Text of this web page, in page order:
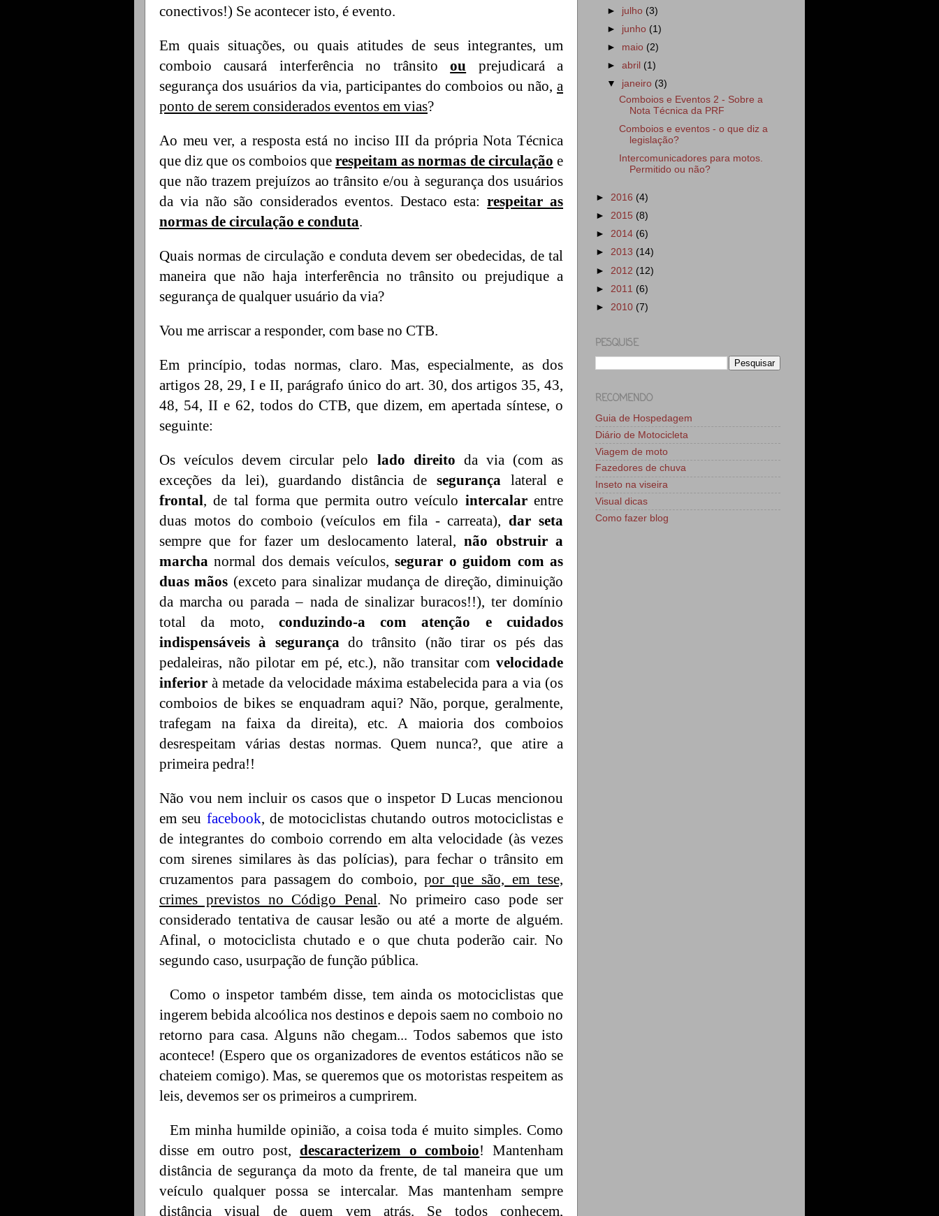
conectivos!) Se acontecer isto, é evento.
Em quais situações, ou quais atitudes de seus integrantes, um
comboio causará interferência no trânsitoou prejudicará a
segurança dos usuários da via, participantes do comboios ou não, a
ponto de serem considerados eventos em vias?
Ao meu ver, a resposta está no inciso III da própria Nota Técnica
que diz que os comboios querespeitam as normas de circulação e
que não trazem prejuízos ao trânsito e/ou à segurança dos usuários
da via não são considerados eventos. Destaco esta:respeitar as
normas de circulação e conduta.
Quais normas de circulação e conduta devem ser obedecidas, de tal
maneira que não haja interferência no trânsito ou prejudique a
segurança de qualquer usuário da via?
Vou me arriscar a responder, com base no CTB.
Em princípio, todas normas, claro. Mas, especialmente, as dos
artigos 28, 29, I e II, parágrafo único do art. 30, dos artigos 35, 43,
48, 54, II e 62, todos do CTB, que dizem, em apertada síntese, o
seguinte:
Os veículos devem circular pelo lado direito da via (com as
exceções da lei), guardando distância desegurança lateral e
frontal, de tal forma que permita outro veículo intercalarentre
duas motos do comboio (veículos em fila - carreata),dar seta
sempre que for fazer um deslocamento lateral,não obstruir a
marcha normal dos demais veículos,segurar o guidom com as
duas mãos (exceto para sinalizar mudança de direção, diminuição
da marcha ou parada – nada de sinalizar buracos!!), ter domínio
total da moto, conduzindo-a com atenção e cuidados
indispensáveis à segurança do trânsito (não tirar os pés das
pedaleiras, não pilotar em pé, etc.), não transitar com velocidade
inferior à metade da velocidade máxima estabelecida para a via (os
comboios de bikes se enquadram aqui? Não, porque, geralmente,
trafegam na faixa da direita), etc. A maioria dos comboios
desrespeitam várias destas normas. Quem nunca?, que atire a
primeira pedra!!
Não vou nem incluir os casos que o inspetor D Lucas mencionou
em seu facebook, de motociclistas chutando outros motociclistas e
de integrantes do comboio correndo em alta velocidade (às vezes
com sirenes similares às das polícias), para fechar o trânsito em
cruzamentos para passagem do comboio,por que são, em tese,
crimes previstos no Código Penal. No primeiro caso pode ser
considerado tentativa de causar lesão ou até a morte de alguém.
Afinal, o motociclista chutado e o que chuta poderão cair. No
segundo caso, usurpação de função pública.
Como o inspetor também disse, tem ainda os motociclistas que
ingerem bebida alcoólica nos destinos e depois saem no comboio no
retorno para casa. Alguns não chegam... Todos sabemos que isto
acontece! (Espero que os organizadores de eventos estáticos não se
chateiem comigo). Mas, se queremos que os motoristas respeitem as
leis, devemos ser os primeiros a cumprirem.
Em minha humilde opinião, a coisa toda é muito simples. Como
disse em outro post, descaracterizem o comboio! Mantenham
distância de segurança da moto da frente, de tal maneira que um
veículo qualquer possa se intercalar. Mas mantenham sempre
distância visual de quem vem atrás. Se todos conhecem,
► julho (3)
► junho (1)
► maio (2)
►abril (1)
▼ janeiro (3)
Comboios e Eventos 2 - Sobre a
Nota Técnica da PRF
Comboios e eventos - o que diz a
legislação?
Intercomunicadores para motos.
Permitido ou não?
► 2016 (4)
► 2015 (8)
► 2014 (6)
► 2013 (14)
► 2012 (12)
► 2011 (6)
► 2010 (7)
PESQUISE
RECOMENDO
Guia de Hospedagem
Diário de Motocicleta
Viagem de moto
Fazedores de chuva
Inseto na viseira
Visual dicas
Como fazer blog